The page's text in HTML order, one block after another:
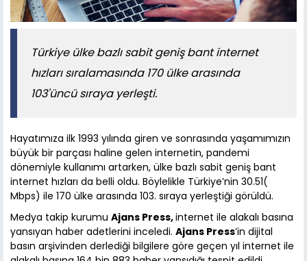
Türkiye ülke bazlı sabit geniş bant internet
hızları sıralamasında 170 ülke arasında
103'üncü sıraya yerleşti.
Hayatımıza ilk 1993 yılında giren ve sonrasında yaşamımızın
büyük bir parçası haline gelen internetin, pandemi
dönemiyle kullanımı artarken, ülke bazlı sabit geniş bant
internet hızları da belli oldu. Böylelikle Türkiye’nin 30.51(
Mbps) ile 170 ülke arasında 103. sıraya yerleştiği görüldü.
Medya takip kurumu Ajans Press,internet ile alakalı basına
yansıyan haber adetlerini inceledi. Ajans Press’in dijital
basın arşivinden derlediği bilgilere göre geçen yıl internet ile